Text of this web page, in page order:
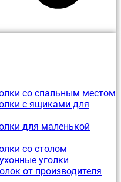
со спальным местом
с ящиками для
для маленькой
со столом
уголки
от производителя